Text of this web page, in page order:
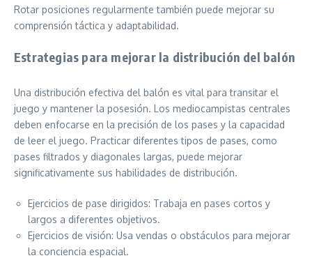
Rotar posiciones regularmente también puede mejorar su
comprensión táctica y adaptabilidad.
Estrategias para mejorar la distribución del balón
Una distribución efectiva del balón es vital para transitar el
juego y mantener la posesión. Los mediocampistas centrales
deben enfocarse en la precisión de los pases y la capacidad
de leer el juego. Practicar diferentes tipos de pases, como
pases filtrados y diagonales largas, puede mejorar
significativamente sus habilidades de distribución.
Ejercicios de pase dirigidos: Trabaja en pases cortos y
largos a diferentes objetivos.
Ejercicios de visión: Usa vendas o obstáculos para mejorar
la conciencia espacial.